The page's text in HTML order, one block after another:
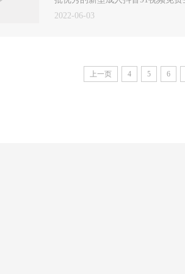
2022-06-03
上一页 4 5 6